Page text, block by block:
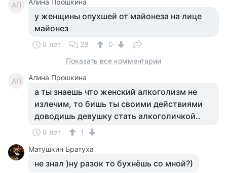
АП Алина Прошкина
у женщины опухшей от майонеза на лице
майонез
8 лет 28
0
Показать все комментарии
АП Алина Прошкина
а ты знаешь что женский алкоголизм не
излечим, то бишь ты своими действиями
доводишь девушку стать алкоголичкой..
8 лет
1
Матушкин Братуха
не знал )ну разок то бухнёшь со мной?)